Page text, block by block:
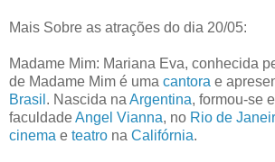
Mais Sobre as atrações do dia 20/05:
Madame Mim: Mariana Eva, conhecida
de Madame Mim é uma cantora e
Brasil . Nascida na Argentina, formou-se
faculdadeAngel Vianna, no Rio de
cinema e teatro na Califórnia.